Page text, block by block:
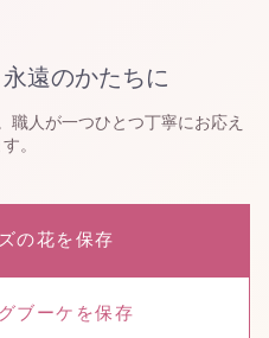
遠のかたちに
職人が一つひとつ丁寧にお応え
。
の花を保存
ブーケを保存